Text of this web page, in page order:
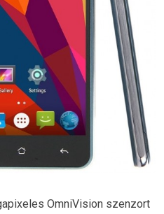
OmniVision szenzort